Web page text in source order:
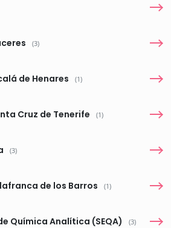
(3)
de Henares (1)
Cruz de Tenerife (1)
(3)
de los Barros (1)
Química Analítica (SEQA) (3)